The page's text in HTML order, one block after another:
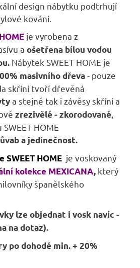
design nábytku podtrhují
kování.
je vyrobena z
a ošetřena bílou vodou
Nábytek SWEET HOME je
masivního dřeva- pouze
skříní tvoří dřevěná
a stejně tak i závěsy skříní a
zrezivělé - zkorodované,
HOME
a jedinečnost.
SWEET HOME je voskovaný
kolekce MEXICANA, který
španělského
lze objednat i vosk navíc -
na dotaz).
po dohodě min. + 20%